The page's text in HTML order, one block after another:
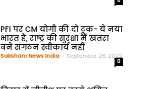
PFI पर CM योगी की दो टूक- ये नया
भारत है, राष्ट्र की सुरक्षा में खतरा
बने संगठन स्वीकार्य नहीं
Saksham News India - September 28, 2022
0